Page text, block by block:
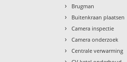
› Brugman
› Buitenkraan plaatsen
› Camera inspectie
› Camera onderzoek
› Centrale verwarming